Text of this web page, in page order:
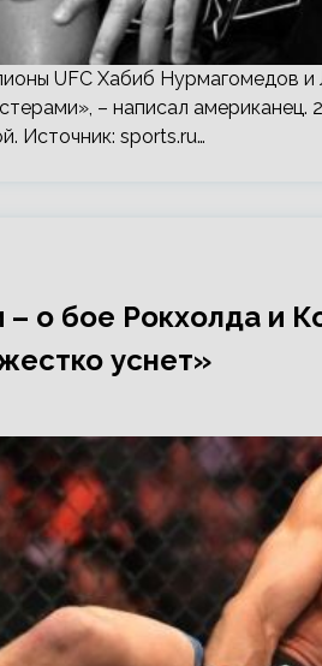
UFC Хабиб Нурмагомедов и
– написал
Источник: sports.ru…
– о бое Рокхолда и
уснет»